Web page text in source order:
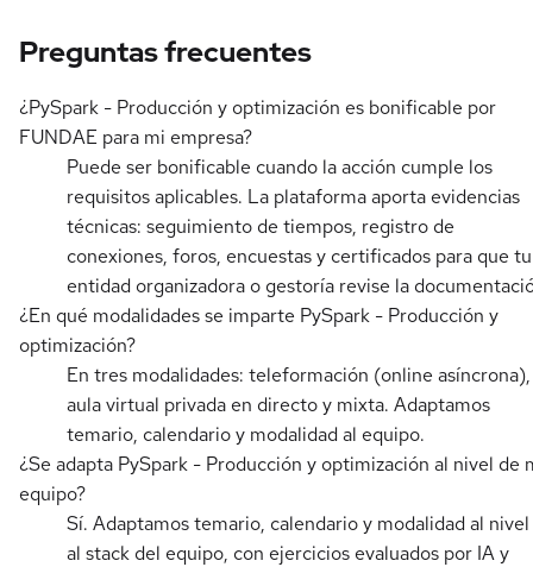
Preguntas frecuentes
¿PySpark - Producción y optimización es bonificable por
FUNDAE para mi empresa?
Puede ser bonificable cuando la acción cumple los
requisitos aplicables. La plataforma aporta evidencias
técnicas: seguimiento de tiempos, registro de
conexiones, foros, encuestas y certificados para que tu
entidad organizadora o gestoría revise la
¿En qué modalidades se imparte PySpark - Producción y
optimización?
En tres modalidades: teleformación (online asíncrona),
aula virtual privada en directo y mixta. Adaptamos
temario, calendario y modalidad al equipo.
¿Se adapta PySpark - Producción y optimización al nivel de
equipo?
Sí. Adaptamos temario, calendario y modalidad al
al stack del equipo, con ejercicios evaluados por IA y